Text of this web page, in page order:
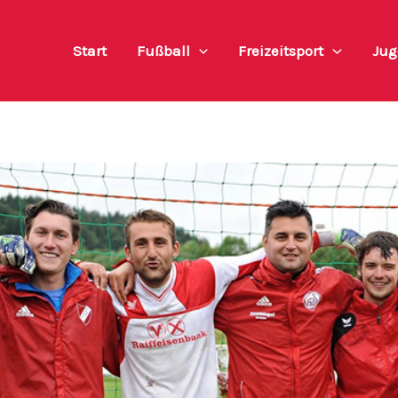
Start Fußball Freizeitsport